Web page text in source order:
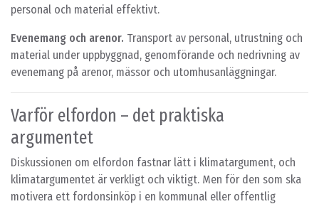
personal och material effektivt.
Evenemang och arenor. Transport av personal, utrustning och
material under uppbyggnad, genomförande och nedrivning av
evenemang på arenor, mässor och utomhusanläggningar.
Varför elfordon – det praktiska
argumentet
Diskussionen om elfordon fastnar lätt i klimatargument, och
klimatargumentet är verkligt och viktigt. Men för den som ska
motivera ett fordonsinköp i en kommunal eller offentlig